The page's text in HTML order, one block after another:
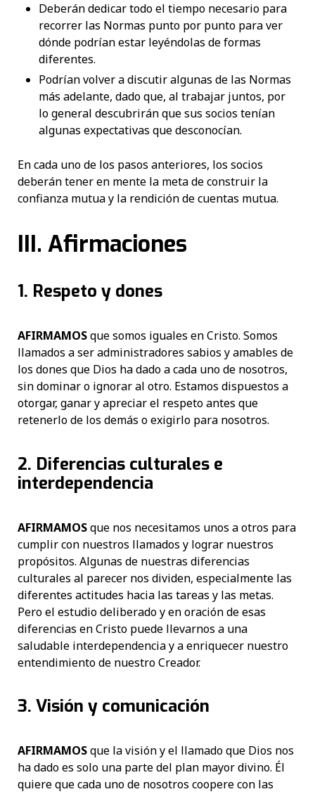
Deberán dedicar todo el tiempo necesario para
recorrer las Normas punto por punto para ver
dónde podrían estar leyéndolas de formas
diferentes.
Podrían volver a discutir algunas de las Normas
más adelante, dado que, al trabajar juntos, por
lo general descubrirán que sus socios tenían
algunas expectativas que desconocían.
En cada uno de los pasos anteriores, los socios
deberán tener en mente la meta de construir la
confianza mutua y la rendición de cuentas mutua.
III. Afirmaciones
1. Respeto y dones
AFIRMAMOSque somos iguales en Cristo. Somos
llamados a ser administradores sabios y amables de
los dones que Dios ha dado a cada uno de nosotros,
sin dominar o ignorar al otro. Estamos dispuestos a
otorgar, ganar y apreciar el respeto antes que
retenerlo de los demás o exigirlo para nosotros.
2. Diferencias culturales e
interdependencia
AFIRMAMOSque nos necesitamos unos a otros para
cumplir con nuestros llamados y lograr nuestros
propósitos. Algunas de nuestras diferencias
culturales al parecer nos dividen, especialmente las
diferentes actitudes hacia las tareas y las metas.
Pero el estudio deliberado y en oración de esas
diferencias en Cristo puede llevarnos a una
saludable interdependencia y a enriquecer nuestro
entendimiento de nuestro Creador.
3. Visión y comunicación
AFIRMAMOSque la visión y el llamado que Dios nos
ha dado es solo una parte del plan mayor divino. Él
quiere que cada uno de nosotros coopere con las